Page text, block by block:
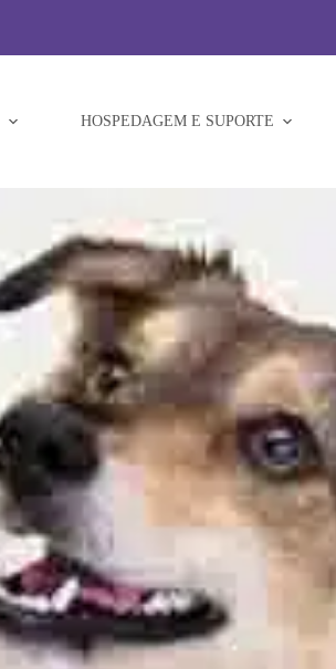
HOSPEDAGEM E SUPORTE